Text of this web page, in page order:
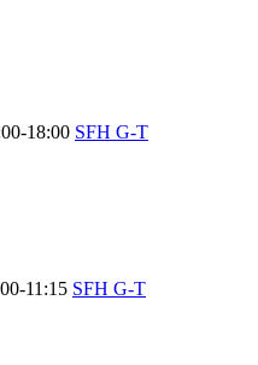
18:00 SFH G-T
11:15 SFH G-T